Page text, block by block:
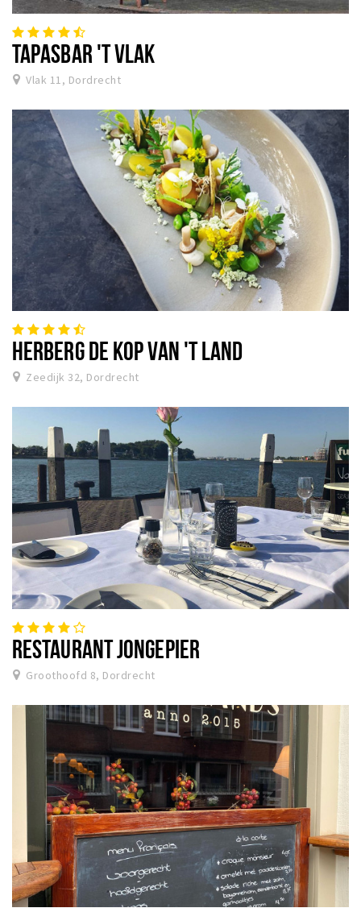
TAPASBAR 'T VLAK
Vlak 11, Dordrecht
HERBERG DE KOP VAN 'T LAND
Zeedijk 32, Dordrecht
RESTAURANT JONGEPIER
Groothoofd 8, Dordrecht